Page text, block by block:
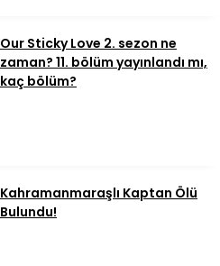
Our Sticky Love 2. sezon ne
zaman? 11. bölüm yayınlandı mı,
kaç bölüm?
Kahramanmaraşlı Kaptan Ölü
Bulundu!